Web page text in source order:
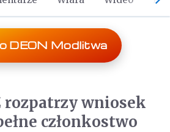
DEON Modlitwa
rozpatrzy wniosek
członkostwo